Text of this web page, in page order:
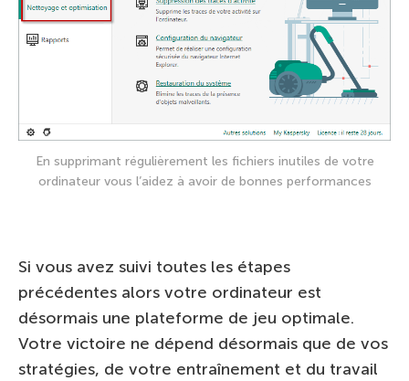
En supprimant régulièrement les fichiers inutiles de votre
ordinateur vous l’aidez à avoir de bonnes performances
Si vous avez suivi toutes les étapes
précédentes alors votre ordinateur est
désormais une plateforme de jeu optimale.
Votre victoire ne dépend désormais que de vos
stratégies, de votre entraînement et du travail